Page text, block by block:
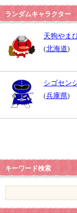
ランダムキャラクター
天狗やま
(北海道)
シゴセン
(兵庫県)
キーワード検索